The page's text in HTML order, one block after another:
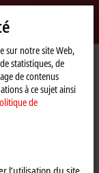
Designer
chargeant des
ici à notre
sur notre site Web,
statistiques, de
de contenus
à ce sujet ainsi
de
l’utilisation du site